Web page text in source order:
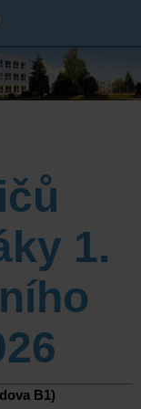
1.
B1)